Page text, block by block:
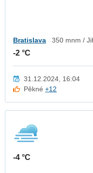
Bratislava 350 mnm /
-2 °C
31.12.2024, 16:04
Pěkné+12
-4 °C